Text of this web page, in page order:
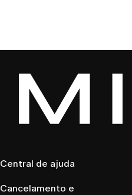
Central de ajuda
Cancelamento e